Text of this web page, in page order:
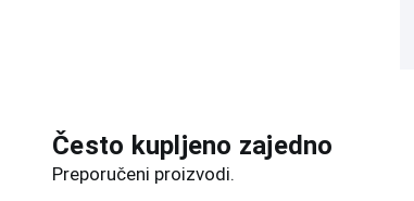
Često kupljeno zajedno
Preporučeni proizvodi.